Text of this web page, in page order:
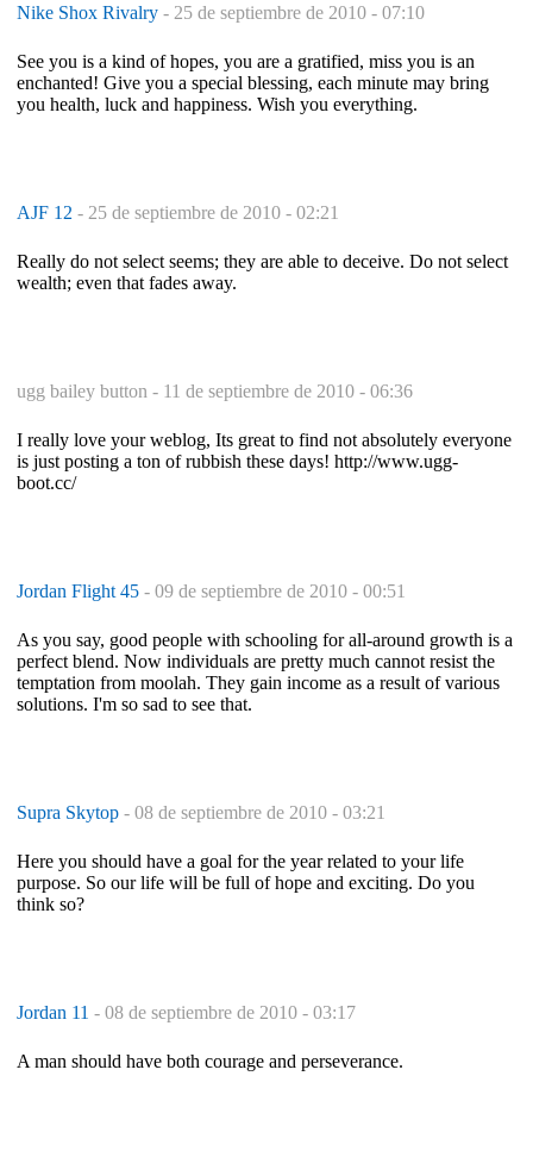
Nike Shox Rivalry - 25 de septiembre de 2010 - 07:10
See you is a kind of hopes, you are a gratified, miss you is an
enchanted! Give you a special blessing, each minute may bring
you health, luck and happiness. Wish you everything.
AJF 12 - 25 de septiembre de 2010 - 02:21
Really do not select seems; they are able to deceive. Do not select
wealth; even that fades away.
ugg bailey button - 11 de septiembre de 2010 - 06:36
I really love your weblog, Its great to find not absolutely everyone
is just posting a ton of rubbish these days! http://www.ugg-
boot.cc/
Jordan Flight 45 - 09 de septiembre de 2010 - 00:51
As you say, good people with schooling for all-around growth is a
perfect blend. Now individuals are pretty much cannot resist the
temptation from moolah. They gain income as a result of various
solutions. I'm so sad to see that.
Supra Skytop - 08 de septiembre de 2010 - 03:21
Here you should have a goal for the year related to your life
purpose. So our life will be full of hope and exciting. Do you
think so?
Jordan 11 - 08 de septiembre de 2010 - 03:17
A man should have both courage and perseverance.